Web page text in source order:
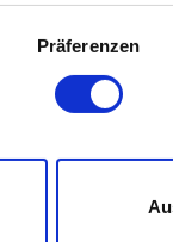
Lage
nach
persönlichen
Features
Feedback, um
wenn wir dir über
Präferenzen
Wie aktiviere
Path
Nach dem
Wie kann ich